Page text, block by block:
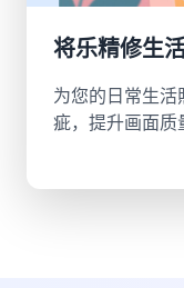
将乐精修生
为您的日常生
疵，提升画面质